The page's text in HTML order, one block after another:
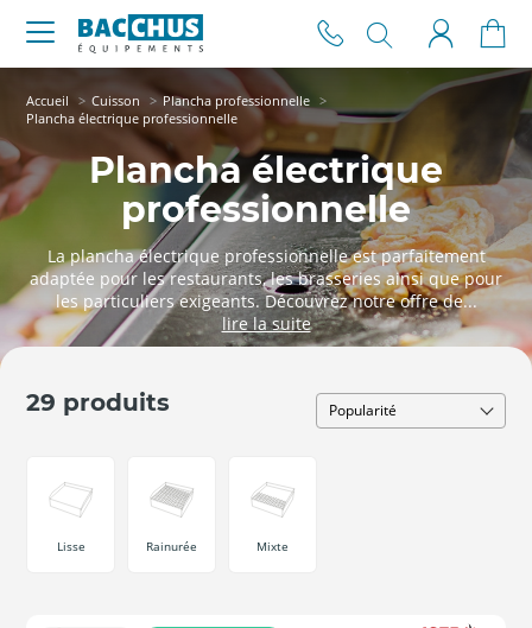
Accueil Cuisson
Plancha professionnelle
Plancha électrique professionnelle
Plancha électrique
professionnelle
La plancha électrique professionnelle est parfaitement
adaptée pour les restaurants, les brasseries ainsi que pour
les particuliers exigeants. Découvrez notre offre de...
29 produits
Lisse Rainurée Mixte